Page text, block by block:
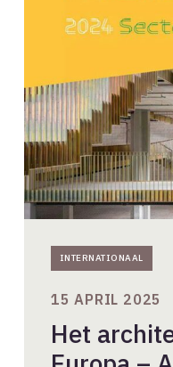
INTERNATIONAAL
architectenberoep
ACE
Sector
Study
2024
Het
15 APRIL 2025